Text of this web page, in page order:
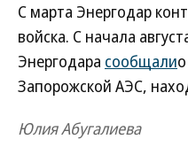
С марта Энергодар
войска. С начала
Энергодара сообщали
Запорожской АЭС,
Юлия Абугалиева